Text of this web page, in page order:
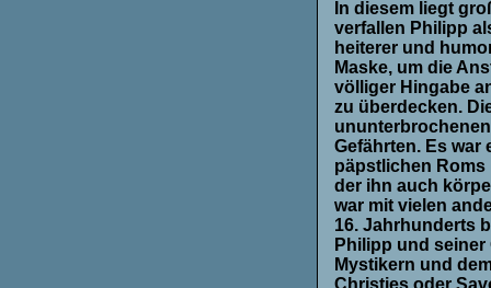
In diesem liegt
verfallen Philipp
heiterer und
Maske, um die
völliger Hingabe
zu überdecken.
Gefährten. Es war
päpstlichen Roms
der ihn auch
war mit vielen
16. Jahrhunderts
Philipp und
Mystikern und
Christies oder